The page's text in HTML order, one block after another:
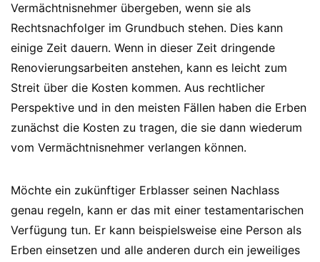
Vermächtnisnehmer übergeben, wenn sie als
Rechtsnachfolger im Grundbuch stehen. Dies kann
einige Zeit dauern. Wenn in dieser Zeit dringende
Renovierungsarbeiten anstehen, kann es leicht zum
Streit über die Kosten kommen. Aus rechtlicher
Perspektive und in den meisten Fällen haben die Erben
zunächst die Kosten zu tragen, die sie dann wiederum
vom Vermächtnisnehmer verlangen können.
Möchte ein zukünftiger Erblasser seinen Nachlass
genau regeln, kann er das mit einer testamentarischen
Verfügung tun. Er kann beispielsweise eine Person als
Erben einsetzen und alle anderen durch ein jeweiliges